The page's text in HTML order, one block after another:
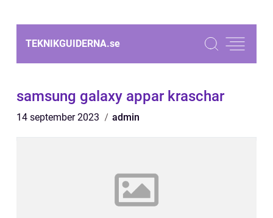
TEKNIKGUIDERNA.se
samsung galaxy appar kraschar
14 september 2023 admin